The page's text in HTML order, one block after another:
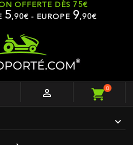
OFFERTE DÈS 75€
5,90€ - EUROPE 9,90€
 0